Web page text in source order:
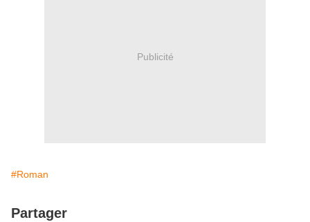
Publicité
#Roman
Partager